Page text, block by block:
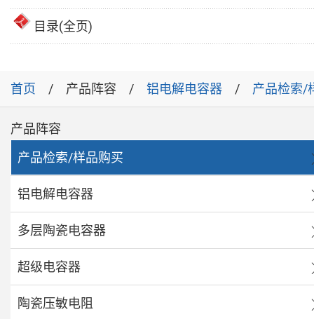
目录(全页)
首页 产品阵容 铝电解电容器 产品检索/
产品阵容
产品检索/样品购买
铝电解电容器
多层陶瓷电容器
超级电容器
陶瓷压敏电阻